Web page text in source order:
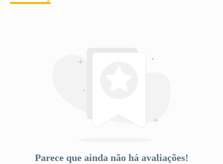
Parece que ainda não há avaliações!